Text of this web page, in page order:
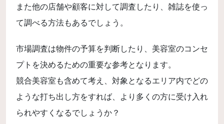
また他の店舗や顧客に対して調査したり、雑誌を使っ
て調べる方法もあるでしょう。
市場調査は物件の予算を判断したり、美容室のコンセ
プトを決めるための重要な参考となります。
競合美容室も含めて考え、対象となるエリア内でどの
ような打ち出し方をすれば、より多くの方に受け入れ
られやすくなるでしょうか？